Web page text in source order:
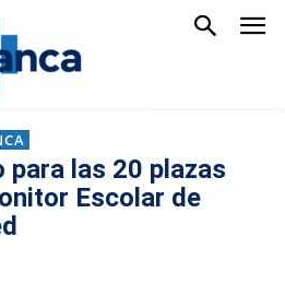
para las 20 plazas
Escolar de